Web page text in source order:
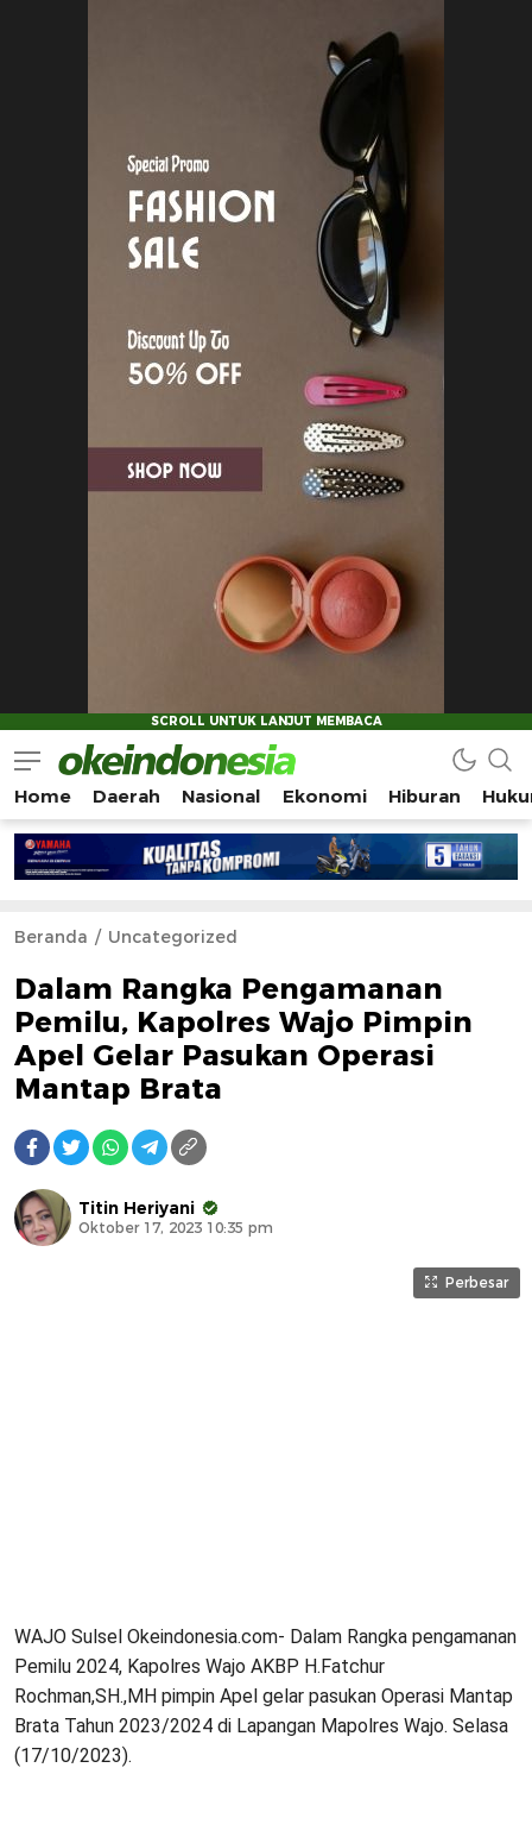
Okeindonesia.Online
Mengonlinekan Indonesia Secara Utuh
Home Daerah Nasional Ekonomi Hiburan
Beranda Uncategorized
Dalam Rangka Pengamanan
Pemilu, Kapolres Wajo Pimpin
Apel Gelar Pasukan Operasi
Mantap Brata
Titin Heriyani
Oktober 17, 2023 10:35 pm
Perbesar
WAJO Sulsel Okeindonesia.com- Dalam Rangka pengamanan
Pemilu 2024, Kapolres Wajo AKBP H.Fatchur
Rochman,SH.,MH pimpin Apel gelar pasukan Operasi Mantap
Brata Tahun 2023/2024 di Lapangan Mapolres Wajo. Selasa
(17/10/2023).